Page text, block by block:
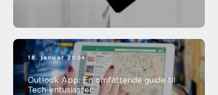
18. januar 2024
Outlook App: En omfattende guide til
Tech-entusiaster